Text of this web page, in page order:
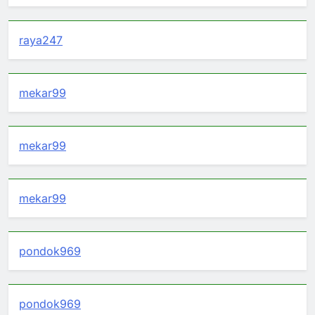
raya247
mekar99
mekar99
mekar99
pondok969
pondok969